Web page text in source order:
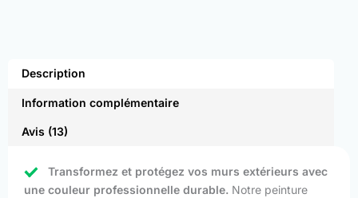
Description
Information complémentaire
Avis (13)
Transformez et protégez vos murs extérieurs avec
une couleur professionnelle durable. Notre peinture